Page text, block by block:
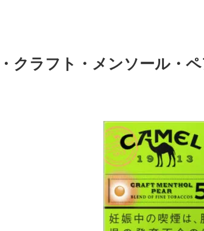
クラフト・メンソール・